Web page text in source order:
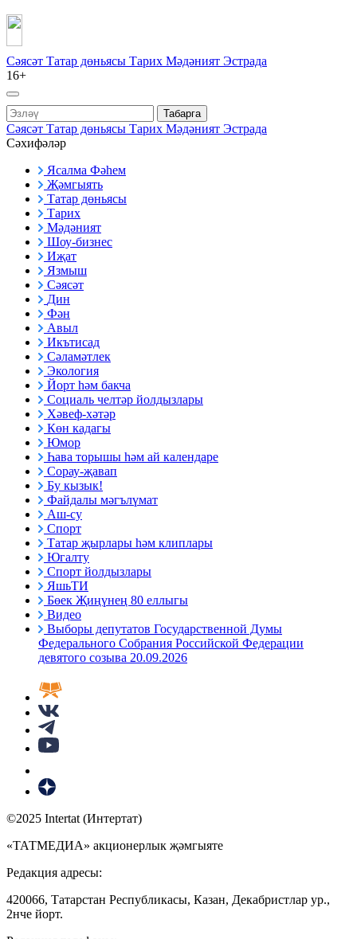
Сәясәт Татар дөньясы Тарих Мәдәният Эстрада
16+
Табарга
Сәясәт Татар дөньясы Тарих Мәдәният Эстрада
Сәхифәләр
Ясалма Фәһем
Җәмгыять
Татар дөньясы
Тарих
Мәдәният
Шоу-бизнес
Иҗат
Язмыш
Сәясәт
Дин
Фән
Авыл
Икътисад
Сәламәтлек
Экология
Йорт һәм бакча
Социаль челтәр йолдызлары
Хәвеф-хәтәр
Көн кадагы
Юмор
Һава торышы һәм ай календаре
Сорау-җавап
Бу кызык!
Файдалы мәгълүмат
Аш-су
Спорт
Татар җырлары һәм клиплары
Югалту
Спорт йолдызлары
ЯшьТИ
Бөек Җиңүнең 80 еллыгы
Видео
Выборы депутатов Государственной Думы
Федерального Собрания Российской Федерации
девятого созыва 20.09.2026
©2025 Intertat (Интертат)
«ТАТМЕДИА» акционерлык җәмгыяте
Редакция адресы:
420066, Татарстан Республикасы, Казан, Декабристлар ур.,
2нче йорт.